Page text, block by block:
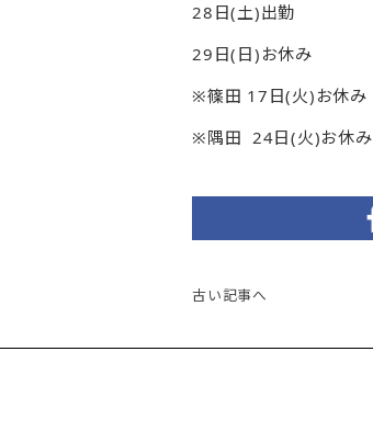
28日(土)出勤
29日(日)お休み
※篠田 17日(火)お休み
※隅田 24日(火)お休み
古い記事へ